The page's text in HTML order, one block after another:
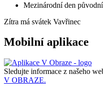
Mezinárodní den
Zítra má svátek Vavřinec
Mobilní aplikace
Sledujte informace z našeho
V OBRAZE.